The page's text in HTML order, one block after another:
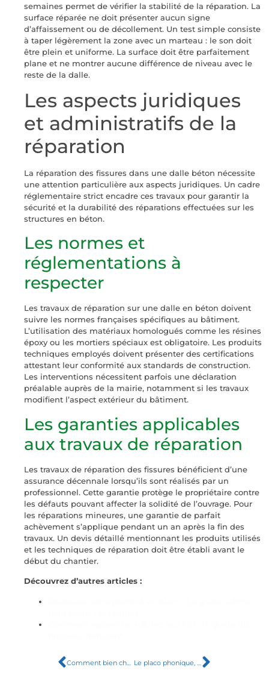
semaines permet de vérifier la stabilité de la réparation. La
surface réparée ne doit présenter aucun signe
d’affaissement ou de décollement. Un test simple consiste
à taper légèrement la zone avec un marteau : le son doit
être plein et uniforme. La surface doit être parfaitement
plane et ne montrer aucune différence de niveau avec le
reste de la dalle.
Les aspects juridiques
et administratifs de la
réparation
La réparation des fissures dans une dalle béton nécessite
une attention particulière aux aspects juridiques. Un cadre
réglementaire strict encadre ces travaux pour garantir la
sécurité et la durabilité des réparations effectuées sur les
structures en béton.
Les normes et
réglementations à
respecter
Les travaux de réparation sur une dalle en béton doivent
suivre les normes françaises spécifiques au bâtiment.
L’utilisation des matériaux homologués comme les résines
époxy ou les mortiers spéciaux est obligatoire. Les produits
techniques employés doivent présenter des certifications
attestant leur conformité aux standards de construction.
Les interventions nécessitent parfois une déclaration
préalable auprès de la mairie, notamment si les travaux
modifient l’aspect extérieur du bâtiment.
Les garanties applicables
aux travaux de réparation
Les travaux de réparation des fissures bénéficient d’une
assurance décennale lorsqu’ils sont réalisés par un
professionnel. Cette garantie protège le propriétaire contre
les défauts pouvant affecter la solidité de l’ouvrage. Pour
les réparations mineures, une garantie de parfait
achèvement s’applique pendant un an après la fin des
travaux. Un devis détaillé mentionnant les produits utilisés
et les techniques de réparation doit être établi avant le
début du chantier.
Découvrez d’autres articles :
Comment bien choisir son utilitaire de location : guide et conseils